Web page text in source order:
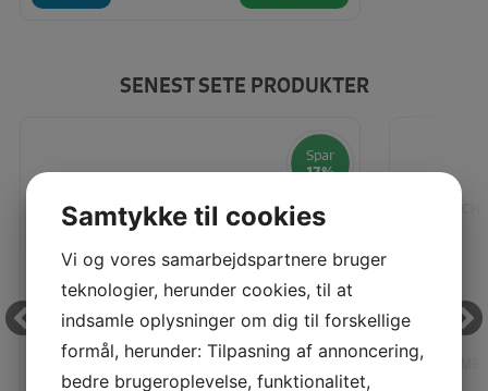
SENEST SETE PRODUKTER
Spar
17%
SCHMETZ INDUSTRINÅL 80/12 - DBXK5
Samtykke til cookies
Vi og vores samarbejdspartnere bruger
teknologier, herunder cookies, til at
indsamle oplysninger om dig til forskellige
formål, herunder: Tilpasning af annoncering,
bedre brugeroplevelse, funktionalitet,